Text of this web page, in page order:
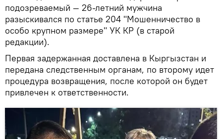
подозреваемый — 26-летний мужчина
разыскивался по статье 204 "Мошенничество в
особо крупном размере" УК КР (в старой
редакции).
Первая задержанная доставлена в Кыргызстан и
передана следственным органам, по второму идет
процедура возвращения, после которой он будет
привлечен к ответственности.